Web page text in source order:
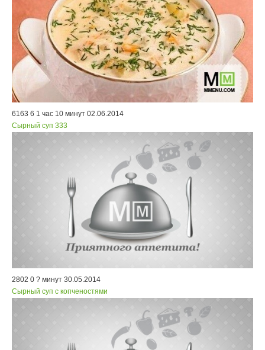
6163 6 1 час 10 минут 02.06.2014
Сырный суп 333
2802 0 ? минут 30.05.2014
Сырный суп с копченостями